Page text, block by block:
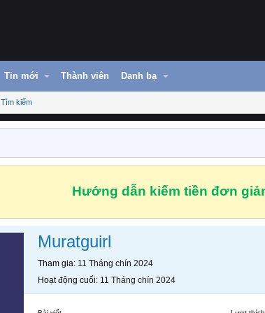
Tin mới Thành viên Danh bạ
Tìm kiếm
Hướng dẫn kiếm tiền đơn
Muratguirl
Tham gia 11 Tháng chín 2024
Hoạt động cuối 11 Tháng chín 2024